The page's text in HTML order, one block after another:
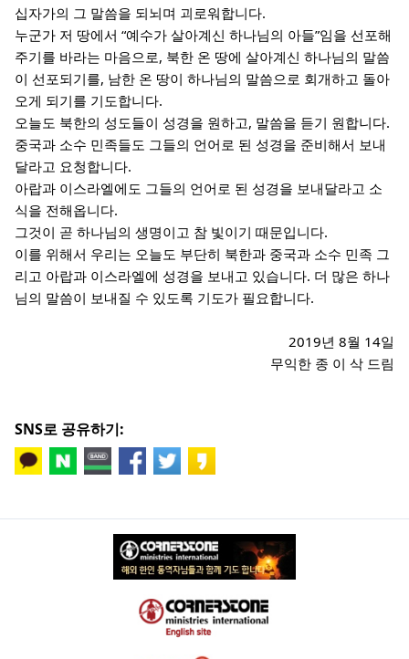
십자가의 그 말씀을 되뇌며 괴로워합니다.
누군가 저 땅에서 “예수가 살아계신 하나님의 아들”임을 선포해
주기를 바라는 마음으로, 북한 온 땅에 살아계신 하나님의 말씀
이 선포되기를, 남한 온 땅이 하나님의 말씀으로 회개하고 돌아
오게 되기를 기도합니다.
오늘도 북한의 성도들이 성경을 원하고, 말씀을 듣기 원합니다.
중국과 소수 민족들도 그들의 언어로 된 성경을 준비해서 보내
달라고 요청합니다.
아랍과 이스라엘에도 그들의 언어로 된 성경을 보내달라고 소
식을 전해옵니다.
그것이 곧 하나님의 생명이고 참 빛이기 때문입니다.
이를 위해서 우리는 오늘도 부단히 북한과 중국과 소수 민족 그
리고 아랍과 이스라엘에 성경을 보내고 있습니다. 더 많은 하나
님의 말씀이 보내질 수 있도록 기도가 필요합니다.
2019년 8월 14일
무익한 종 이 삭 드림
SNS로 공유하기: